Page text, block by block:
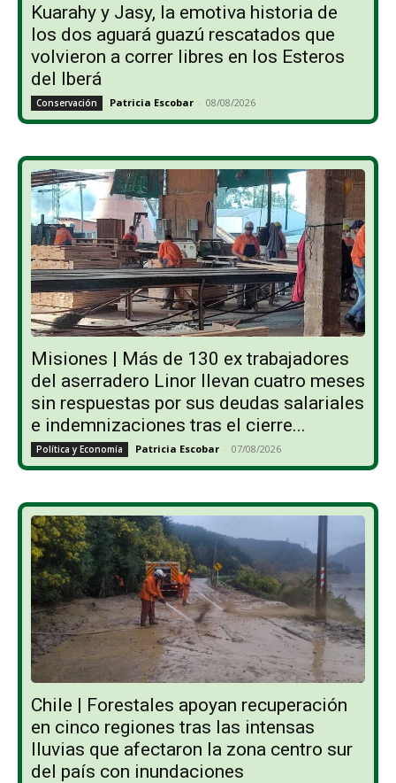
Kuarahy y Jasy, la emotiva historia de
los dos aguará guazú rescatados que
volvieron a correr libres en los Esteros
del Iberá
Conservación Patricia Escobar - 08/08/2026
Misiones | Más de 130 ex trabajadores
del aserradero Linor llevan cuatro meses
sin respuestas por sus deudas salariales
e indemnizaciones tras el cierre...
Política y Economía Patricia Escobar - 07/08/2026
Chile | Forestales apoyan recuperación
en cinco regiones tras las intensas
lluvias que afectaron la zona centro sur
del país con inundaciones